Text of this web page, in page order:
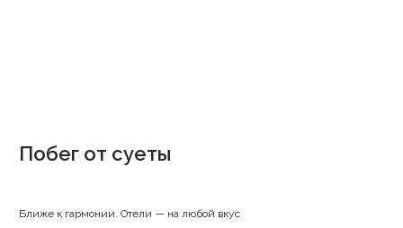
Побег от суеты
Ближе к гармонии. Отели — на любой вкус